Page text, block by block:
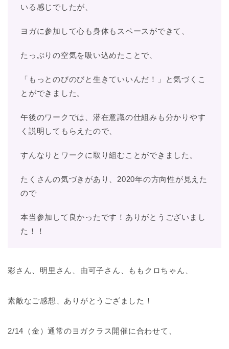
いる感じでしたが、
ヨガに参加して心も身体もスペースができて、
たっぷりの空気を吸い込めたことで、
「もっとのびのびと生きていいんだ！」と気づくこ
とができました。
午後のワークでは、潜在意識の仕組みも分かりやす
く説明してもらえたので、
すんなりとワークに取り組むことができました。
たくさんの気づきがあり、2020年の方向性が見えた
ので
本当参加して良かったです！ありがとうございまし
た！！
彩さん、明里さん、由可子さん、ももクロちゃん、
素敵なご感想、ありがとうござました！
2/14（金）通常のヨガクラス開催に合わせて、